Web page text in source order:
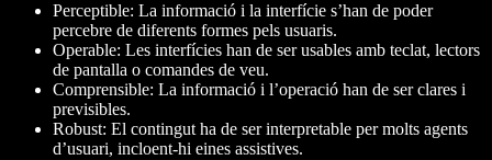
Perceptible: La informació i la interfície s’han de poder
percebre de diferents formes pels usuaris.
Operable: Les interfícies han de ser usables amb teclat, lectors
de pantalla o comandes de veu.
Comprensible: La informació i l’operació han de ser clares i
previsibles.
Robust: El contingut ha de ser interpretable per molts agents
d’usuari, incloent-hi eines assistives.